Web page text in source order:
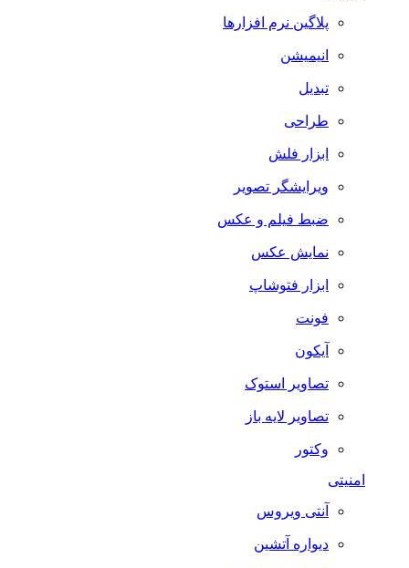
پلاگین نرم افزارها
انیمیشن
تبدیل
طراحی
ابزار فلش
ویرایشگر تصویر
ضبط فيلم و عكس
نمایش عکس
ابزار فتوشاپ
فونت
آیکون
تصاویر استوک
تصاویر لایه باز
وکتور
امنیتی
آنتی ویروس
دیواره آتشین